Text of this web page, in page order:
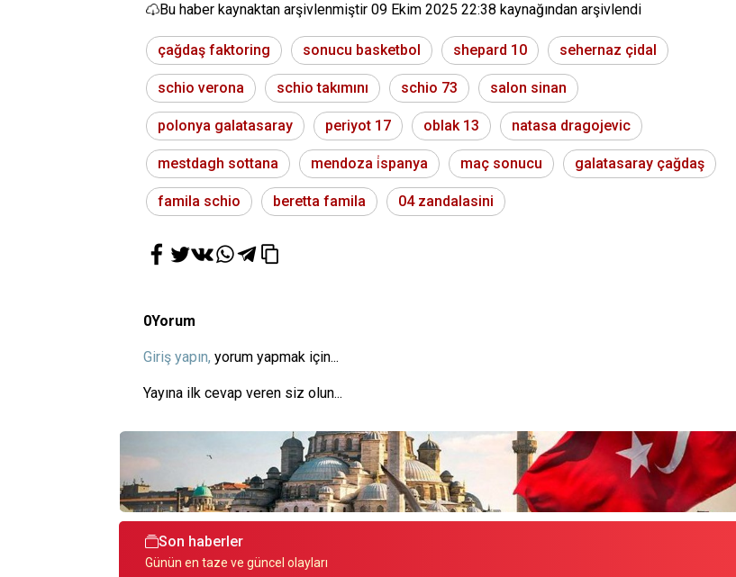
Bu haber kaynaktan arşivlenmiştir 09 Ekim 2025 22:38 kaynağından arşivlendi
çağdaş faktoring sonucu basketbol shepard 10 sehernaz çidal
schio verona schio takımını schio 73 salon sinan
polonya galatasaray periyot 17 oblak 13 natasa dragojevic
mestdagh sottana mendoza i̇spanya maç sonucu galatasaray çağdaş
famila schio beretta famila 04 zandalasini
0Yorum
Giriş yapın, yorum yapmak için...
Yayına ilk cevap veren siz olun...
Son haberler
Günün en taze ve güncel olayları